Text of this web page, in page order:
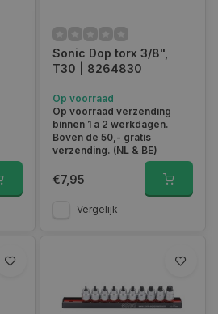
Sonic Dop torx 3/8",
T30 | 8264830
Op voorraad
Op voorraad verzending
binnen 1 a 2 werkdagen.
Boven de 50,- gratis
verzending. (NL & BE)
€7,95
Vergelijk